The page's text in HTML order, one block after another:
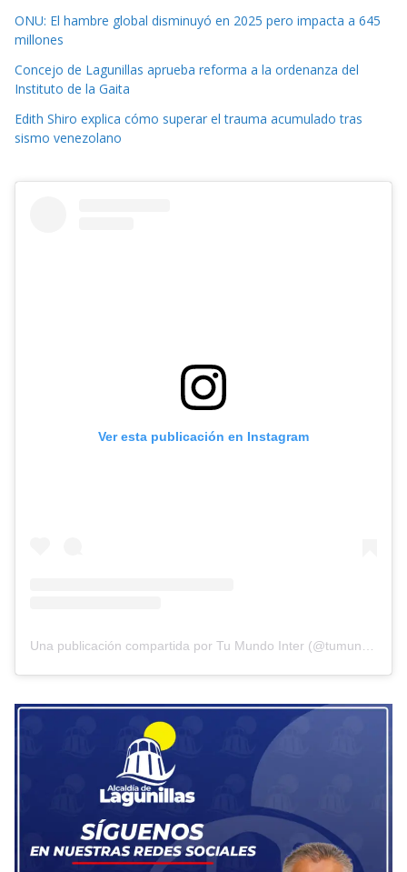
ONU: El hambre global disminuyó en 2025 pero impacta a 645
millones
Concejo de Lagunillas aprueba reforma a la ordenanza del
Instituto de la Gaita
Edith Shiro explica cómo superar el trauma acumulado tras
sismo venezolano
Ver esta publicación en Instagram
Una publicación compartida por Tu Mundo Inter (@tumundointer)